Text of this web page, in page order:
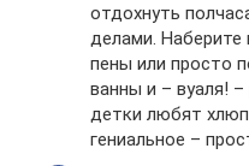
отдохнуть
делами. Наберите
пены или просто
ванны и – вуаля! –
детки любят
гениальное –